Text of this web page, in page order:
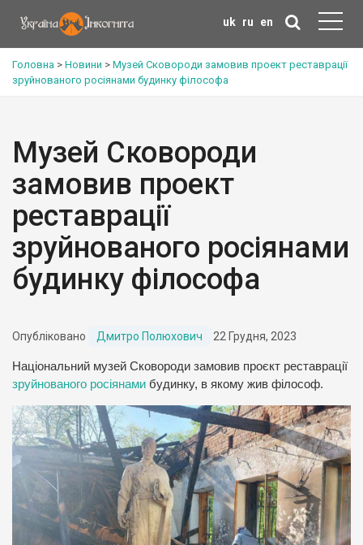
uk ru en
Головна > Новини > Музей Сковороди замовив проект реставрації
зруйнованого росіянами будинку філософа
Музей Сковороди
замовив проект
реставрації
зруйнованого росіянами
будинку філософа
Опубліковано Дмитро Полюхович 22 Грудня, 2023
Національний музей Сковороди замовив проєкт реставрації
зруйнованого росіянами будинку, в якому жив філософ.